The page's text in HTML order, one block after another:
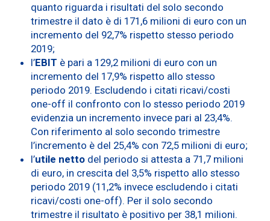
quanto riguarda i risultati del solo secondo
trimestre il dato è di 171,6 milioni di euro con un
incremento del 92,7% rispetto stesso periodo
2019;
l’EBIT è pari a 129,2 milioni di euro con un
incremento del 17,9% rispetto allo stesso
periodo 2019. Escludendo i citati ricavi/costi
one-off il confronto con lo stesso periodo 2019
evidenzia un incremento invece pari al 23,4%.
Con riferimento al solo secondo trimestre
l’incremento è del 25,4% con 72,5 milioni di euro;
l’utile netto del periodo si attesta a 71,7 milioni
di euro, in crescita del 3,5% rispetto allo stesso
periodo 2019 (11,2% invece escludendo i citati
ricavi/costi one-off). Per il solo secondo
trimestre il risultato è positivo per 38,1 milioni.